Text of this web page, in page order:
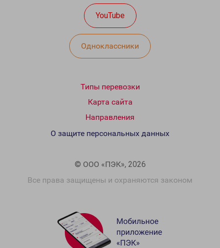
YouTube
Одноклассники
Типы перевозки
Карта сайта
Направления
© ООО «ПЭК», 2026
Все права защищены и охраняются законом
О защите персональных данных